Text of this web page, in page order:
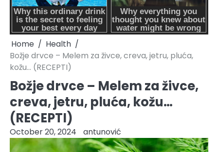
Home
Health
Božje drvce – Melem za živce, creva, jetru, pluća,
kožu… (RECEPTI)
Božje drvce – Melem za živce,
creva, jetru, pluća, kožu…
(RECEPTI)
October 20, 2024 antunović